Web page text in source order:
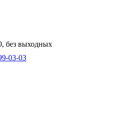
без выходных
03-03